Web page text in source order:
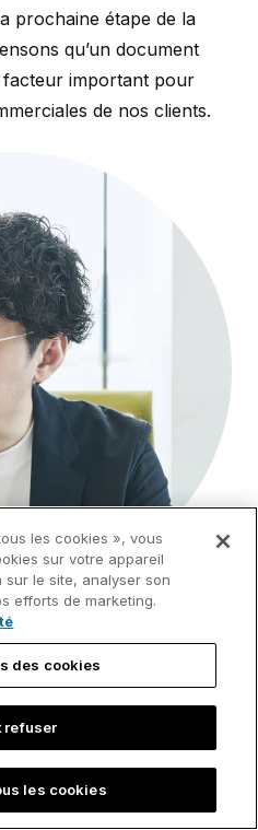
prochaine étape de la
qu’un document
important pour
de nos clients.
the use of the
outside of
the entire
on more
les cookies », vous
sur votre appareil
le site, analyser son
efforts de marketing.
des cookies
refuser
les cookies